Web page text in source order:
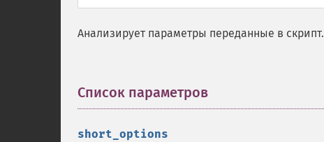
Анализирует параметры переданные в скрипт.
Список параметров
short_options